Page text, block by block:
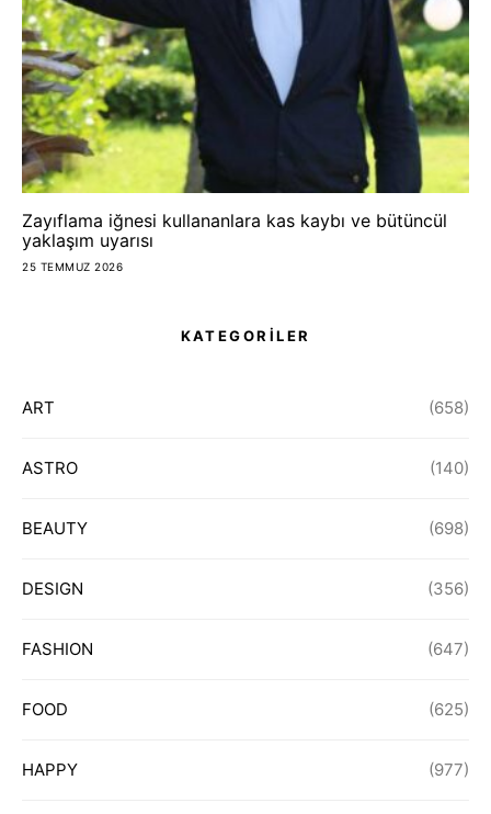
Zayıflama iğnesi kullananlara kas kaybı ve bütüncül
yaklaşım uyarısı
25 TEMMUZ 2026
KATEGORİLER
ART (658)
ASTRO (140)
BEAUTY (698)
DESIGN (356)
FASHION (647)
FOOD (625)
HAPPY (977)